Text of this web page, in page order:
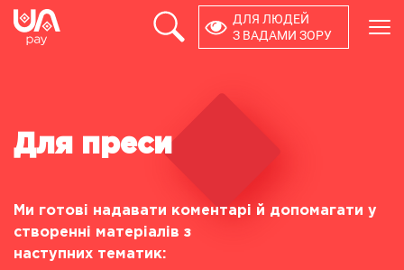
×
ДЛЯ ЛЮДЕЙ
З ВАДАМИ ЗОРУ
РОЗРОБНИКАМ
ОСОБИСТИЙ КАБІНЕТ
Для преси
Ми готові надавати коментарі й допомагати у
створенні матеріалів з
наступних тематик: